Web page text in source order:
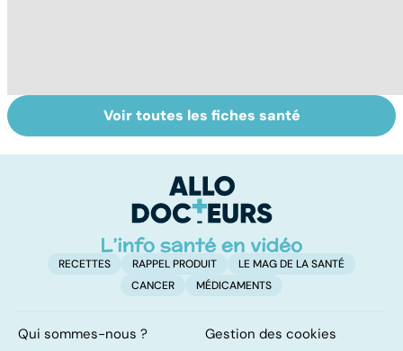
Maladie de Lyme,
quand les tiques
Tout savoir sur
les infections
Voir toutes les fiches santé
RECETTES RAPPEL PRODUIT
LE MAG DE LA SANTÉ
CANCER
MÉDICAMENTS
Qui sommes-nous ?
Gestion des cookies